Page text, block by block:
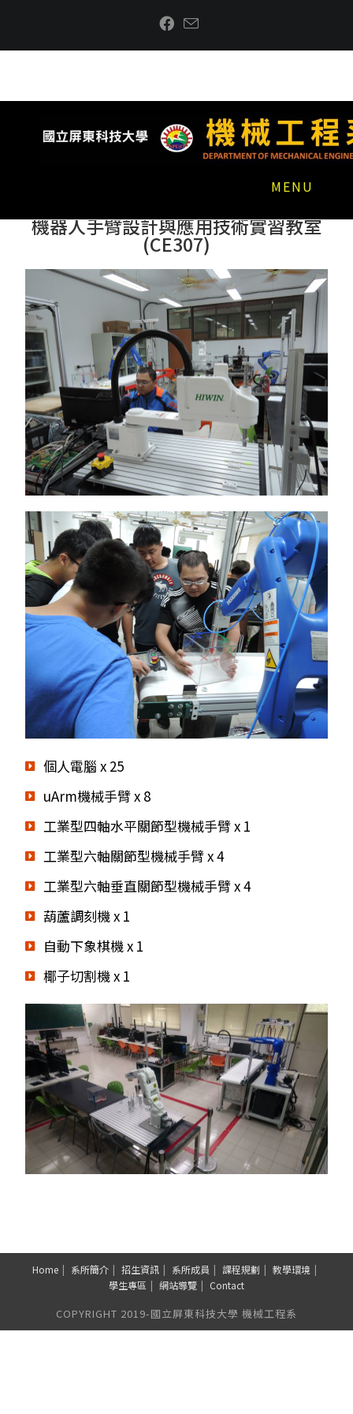
MENU
機器人手臂設計與應用技術實習教室
(CE307)
個人電腦 x 25
uArm機械手臂 x 8
工業型四軸水平關節型機械手臂 x 1
工業型六軸關節型機械手臂 x 4
工業型六軸垂直關節型機械手臂 x 4
葫蘆調刻機 x 1
自動下象棋機 x 1
椰子切割機 x 1
Home 系所簡介 招生資訊 系所成員 課程規劃
教學環境
學生專區
網站導覽 Contact
COPYRIGHT 2019-國立屏東科技大學 機械工程系